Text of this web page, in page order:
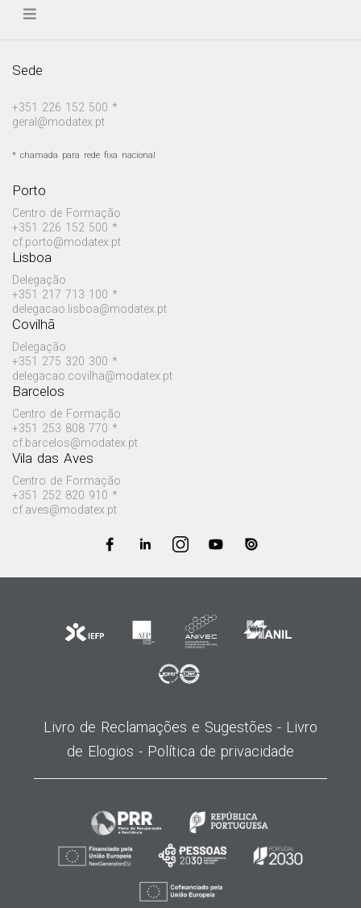
Sede
+351 226 152 500 *
geral@modatex.pt
* chamada para rede fixa nacional
Porto
Centro de Formação
+351 226 152 500 *
cf.porto@modatex.pt
Lisboa
Delegação
+351 217 713 100 *
delegacao.lisboa@modatex.pt
Covilhã
Delegação
+351 275 320 300 *
delegacao.covilha@modatex.pt
Barcelos
Centro de Formação
+351 253 808 770 *
cf.barcelos@modatex.pt
Vila das Aves
Centro de Formação
+351 252 820 910 *
cf.aves@modatex.pt
Livro de Reclamações e Sugestões - Livro
de Elogios - Política de privacidade